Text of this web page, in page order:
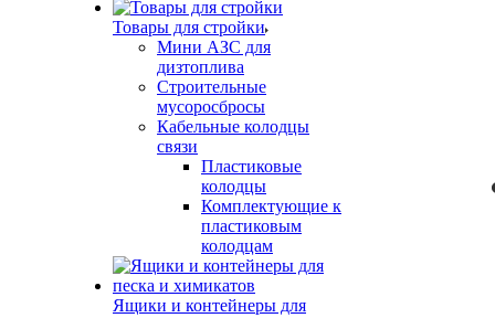
Товары для стройки
Мини АЗС для
дизтоплива
Строительные
мусоросбросы
Кабельные колодцы
связи
Пластиковые
колодцы
Комплектующие к
пластиковым
колодцам
Ящики и контейнеры для